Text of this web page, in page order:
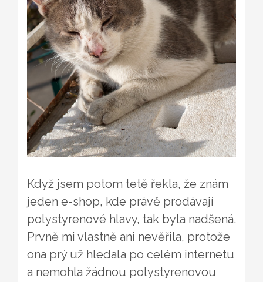
Když jsem potom tetě řekla, že znám
jeden e-shop, kde právě prodávají
polystyrenové hlavy, tak byla nadšená.
Prvně mi vlastně ani nevěřila, protože
ona prý už hledala po celém internetu
a nemohla žádnou polystyrenovou